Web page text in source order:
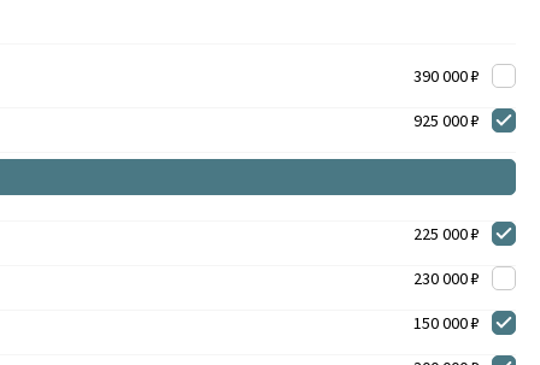
390 000 ₽
925 000 ₽
225 000 ₽
230 000 ₽
150 000 ₽